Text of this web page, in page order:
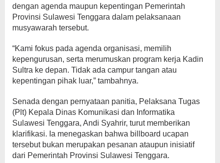
dengan agenda maupun kepentingan Pemerintah
Provinsi Sulawesi Tenggara dalam pelaksanaan
musyawarah tersebut.
“Kami fokus pada agenda organisasi, memilih
kepengurusan, serta merumuskan program kerja Kadin
Sultra ke depan. Tidak ada campur tangan atau
kepentingan pihak luar,” tambahnya.
Senada dengan pernyataan panitia, Pelaksana Tugas
(Plt) Kepala Dinas Komunikasi dan Informatika
Sulawesi Tenggara, Andi Syahrir, turut memberikan
klarifikasi. Ia menegaskan bahwa billboard ucapan
tersebut bukan merupakan pesanan ataupun inisiatif
dari Pemerintah Provinsi Sulawesi Tenggara.